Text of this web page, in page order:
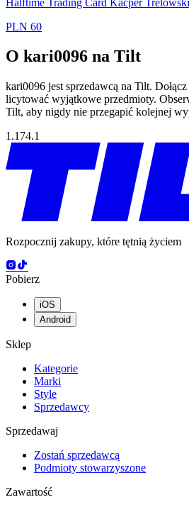
PLN 60
O kari0096 na Tilt
kari0096 jest sprzedawcą na Tilt.
licytować wyjątkowe przedmioty.
Tilt, aby nigdy nie przegapić kolejnej
1.174.1
Rozpocznij zakupy, które tętnią życiem
Pobierz
iOS
Android
Sklep
Kategorie
Marki
Style
Sprzedawcy
Sprzedawaj
Zostań sprzedawcą
Podmioty stowarzyszone
Zawartość